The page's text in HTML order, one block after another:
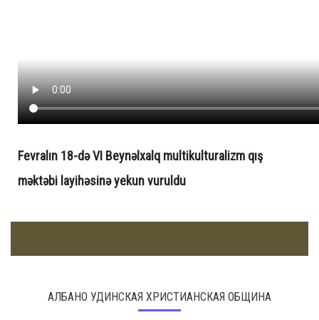
Fevralın 18-də VI Beynəlxalq multikulturalizm qış
məktəbi layihəsinə yekun vuruldu
АЛБАНО УДИНСКАЯ ХРИСТИАНСКАЯ ОБЩИНА